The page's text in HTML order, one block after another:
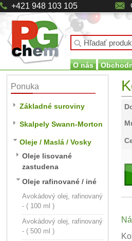
+421 948 103 105
O nás
Ponuka
Základné suroviny
Skalpely Swann-Morton
Oleje / Maslá / Vosky
Oleje lisované
zastudena
Oleje rafinované / iné
Avokádový olej, rafinovaný
- ( 100 ml )
Avokádový olej, rafinovaný
- ( 500 ml )